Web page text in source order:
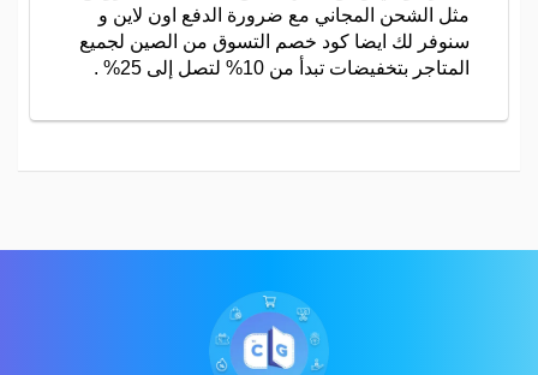
مثل الشحن المجاني مع ضرورة الدفع اون لاين و
سنوفر لك ايضا كود خصم التسوق من الصين لجميع
المتاجر بتخفيضات تبدأ من 10% لتصل إلى 25% .